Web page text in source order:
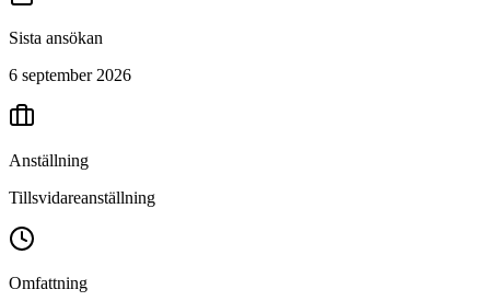
Sista ansökan
6 september 2026
Anställning
Tillsvidareanställning
Omfattning